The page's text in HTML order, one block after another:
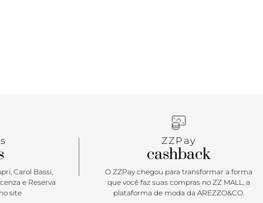
Carol Bassi,
e Reserva
site
ZZPay
cashback
O ZZPay chegou para transformar a forma
que você faz suas compras no ZZ MALL, a
plataforma de moda da AREZZO&CO.